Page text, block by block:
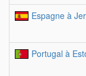
Espagne à
Portugal à